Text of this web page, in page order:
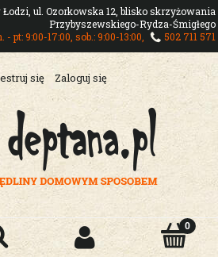
Łodzi, ul. Ozorkowska 12, blisko skrzyżowania
Przybyszewskiego-Rydza-Śmigłego
- pt: 9:00-17:00, sob.: 9:00-13:00,
502 711 571
się Zaloguj się